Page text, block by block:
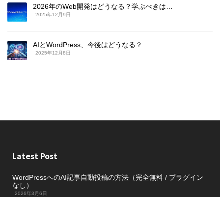
2026年のWeb開発はどうなる？学ぶべきは…
2025年12月9日
AIとWordPress、今後はどうなる？
2025年12月8日
Latest Post
WordPressへのAI記事自動投稿の方法（完全無料 / プラグイン
なし）
2026年3月6日